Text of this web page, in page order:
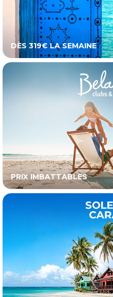
DÈS 319€ LA SEMAINE
PRIX IMBATTABLES